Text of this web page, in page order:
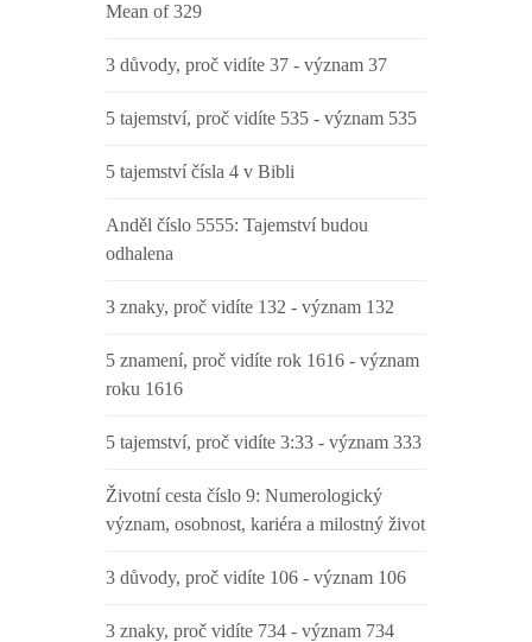
Mean of 329
3 důvody, proč vidíte 37 - význam 37
5 tajemství, proč vidíte 535 - význam 535
5 tajemství čísla 4 v Bibli
Anděl číslo 5555: Tajemství budou
odhalena
3 znaky, proč vidíte 132 - význam 132
5 znamení, proč vidíte rok 1616 - význam
roku 1616
5 tajemství, proč vidíte 3:33 - význam 333
Životní cesta číslo 9: Numerologický
význam, osobnost, kariéra a milostný život
3 důvody, proč vidíte 106 - význam 106
3 znaky, proč vidíte 734 - význam 734